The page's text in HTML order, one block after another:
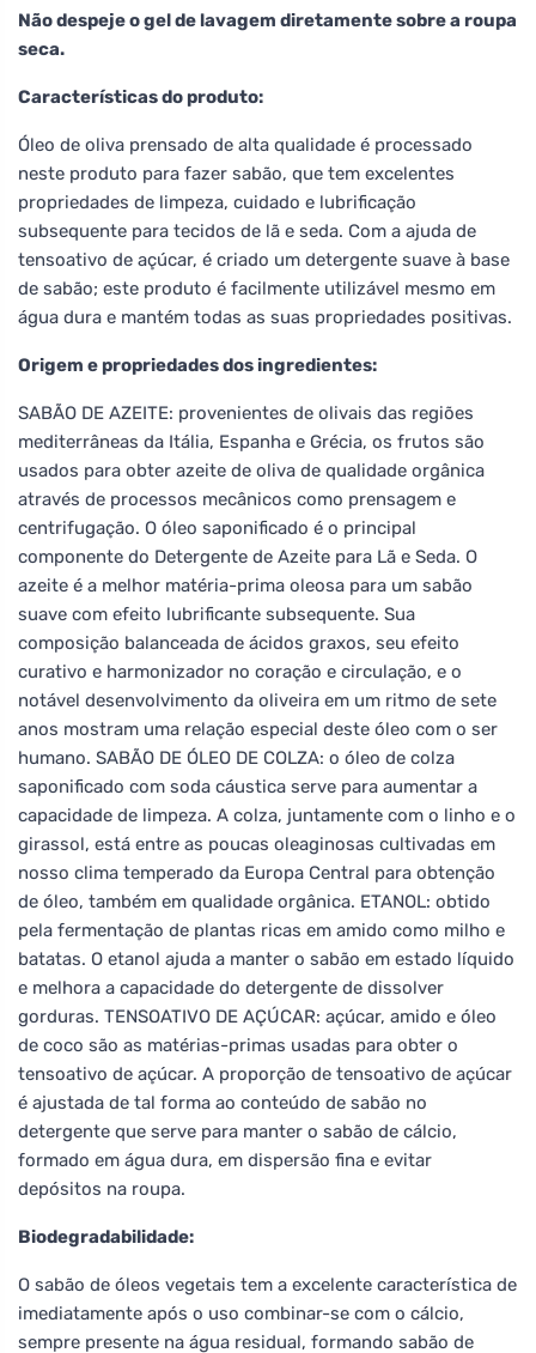
Não despeje o gel de lavagem diretamente sobre a roupa
seca.
Características do produto:
Óleo de oliva prensado de alta qualidade é processado
neste produto para fazer sabão, que tem excelentes
propriedades de limpeza, cuidado e lubrificação
subsequente para tecidos de lã e seda. Com a ajuda de
tensoativo de açúcar, é criado um detergente suave à base
de sabão; este produto é facilmente utilizável mesmo em
água dura e mantém todas as suas propriedades positivas.
Origem e propriedades dos ingredientes:
SABÃO DE AZEITE: provenientes de olivais das regiões
mediterrâneas da Itália, Espanha e Grécia, os frutos são
usados para obter azeite de oliva de qualidade orgânica
através de processos mecânicos como prensagem e
centrifugação. O óleo saponificado é o principal
componente do Detergente de Azeite para Lã e Seda. O
azeite é a melhor matéria-prima oleosa para um sabão
suave com efeito lubrificante subsequente. Sua
composição balanceada de ácidos graxos, seu efeito
curativo e harmonizador no coração e circulação, e o
notável desenvolvimento da oliveira em um ritmo de sete
anos mostram uma relação especial deste óleo com o ser
humano. SABÃO DE ÓLEO DE COLZA: o óleo de colza
saponificado com soda cáustica serve para aumentar a
capacidade de limpeza. A colza, juntamente com o linho e o
girassol, está entre as poucas oleaginosas cultivadas em
nosso clima temperado da Europa Central para obtenção
de óleo, também em qualidade orgânica. ETANOL: obtido
pela fermentação de plantas ricas em amido como milho e
batatas. O etanol ajuda a manter o sabão em estado líquido
e melhora a capacidade do detergente de dissolver
gorduras. TENSOATIVO DE AÇÚCAR: açúcar, amido e óleo
de coco são as matérias-primas usadas para obter o
tensoativo de açúcar. A proporção de tensoativo de açúcar
é ajustada de tal forma ao conteúdo de sabão no
detergente que serve para manter o sabão de cálcio,
formado em água dura, em dispersão fina e evitar
depósitos na roupa.
Biodegradabilidade:
O sabão de óleos vegetais tem a excelente característica de
imediatamente após o uso combinar-se com o cálcio,
sempre presente na água residual, formando sabão de